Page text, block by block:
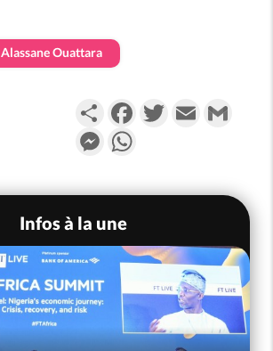
Alassane Ouattara
PartagerFacebookTwitterEmail
Messenger
Infos à la une